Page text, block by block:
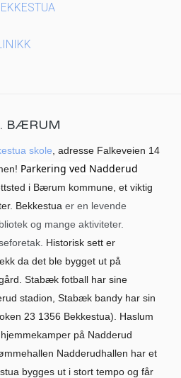
BÆRUM
skole , adresse Falkeveien 14
Parkering ved Nadderud
i Bærum kommune, et viktig
Bekkestua er en levende
og mange aktiviteter.
Historisk sett er
da det ble bygget ut på
Stabæk fotball har sine
stadion, Stabæk bandy har sin
23 1356 Bekkestua). Haslum
på Nadderud
Nadderudhallen har et
bygges ut i stort tempo og får